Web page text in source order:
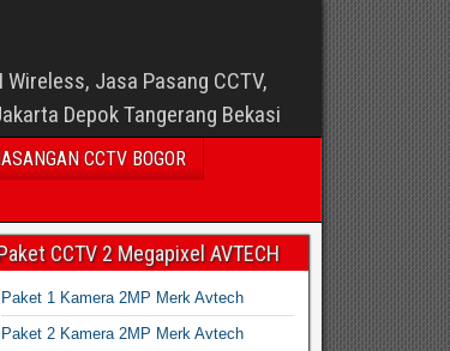
Jasa Pasang CCTV,
Depok Tangerang Bekasi
CCTV BOGOR
CCTV 2 Megapixel AVTECH
Paket 1 Kamera 2MP Merk Avtech
Paket 2 Kamera 2MP Merk Avtech